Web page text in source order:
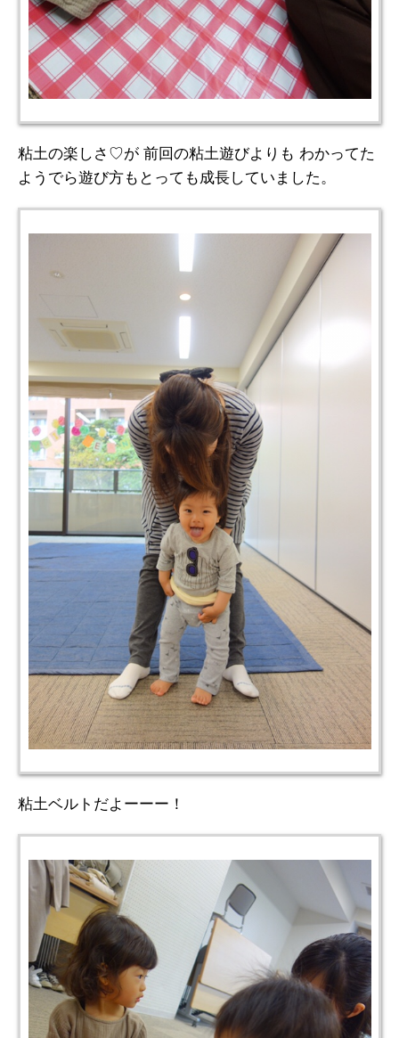
粘土の楽しさ♡が 前回の粘土遊びよりも わかってた
ようでら遊び方もとっても成長していました。
粘土ベルトだよーーー！